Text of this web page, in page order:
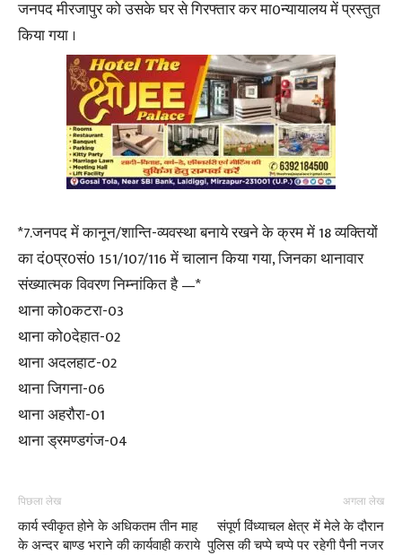
जनपद मीरजापुर को उसके घर से गिरफ्तार कर मा0न्यायालय में प्रस्तुत
किया गया ।
*7.जनपद में कानून/शान्ति-व्यवस्था बनाये रखने के क्रम में 18 व्यक्तियों
का दं0प्र0सं0 151/107/116 में चालान किया गया, जिनका थानावार
संख्यात्मक विवरण निम्नांकित है —*
थाना को0कटरा-03
थाना को0देहात-02
थाना अदलहाट-02
थाना जिगना-06
थाना अहरौरा-01
थाना ड्रमण्डगंज-04
पिछला लेख
कार्य स्वीकृत होने के अधिकतम तीन माह
के अन्दर बाण्ड भराने की कार्यवाही कराये
अगला लेख
संपूर्ण विंध्याचल क्षेत्र में मेले के दौरान
पुलिस की चप्पे चप्पे पर रहेगी पैनी नजर